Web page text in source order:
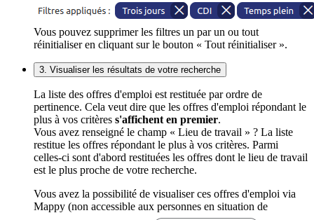
Vous pouvez supprimer les filtres un par un ou tout
réinitialiser en cliquant sur le bouton « Tout réinitialiser ».
3. Visualiser les résultats de votre recherche
La liste des offres d'emploi est restituée par ordre de
pertinence. Cela veut dire que les offres d'emploi répondant le
plus à vos critères s'affichent en premier.
Vous avez renseigné le champ « Lieu de travail » ? La liste
restitue les offres répondant le plus à vos critères. Parmi
celles-ci sont d'abord restituées les offres dont le lieu de travail
est le plus proche de votre recherche.
Vous avez la possibilité de visualiser ces offres d'emploi via
Mappy (non accessible aux personnes en situation de